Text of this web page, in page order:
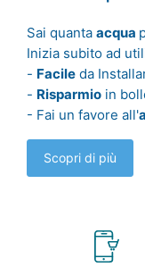
Sai quanta acqua
Inizia subito ad
- Facile da
- Risparmio in
- Fai un favore all'
Scopri di più